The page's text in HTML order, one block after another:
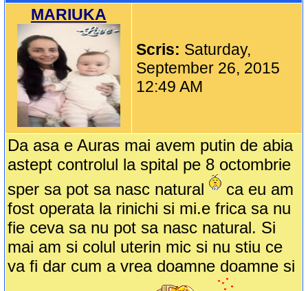
MARIUKA
Scris: Saturday,
September 26, 2015
12:49 AM
Da asa e Auras mai avem putin de abia
astept controlul la spital pe 8 octombrie
sper sa pot sa nasc natural
ca eu am
fost operata la rinichi si mi.e frica sa nu
fie ceva sa nu pot sa nasc natural. Si
mai am si colul uterin mic si nu stiu ce
va fi dar cum a vrea doamne doamne si